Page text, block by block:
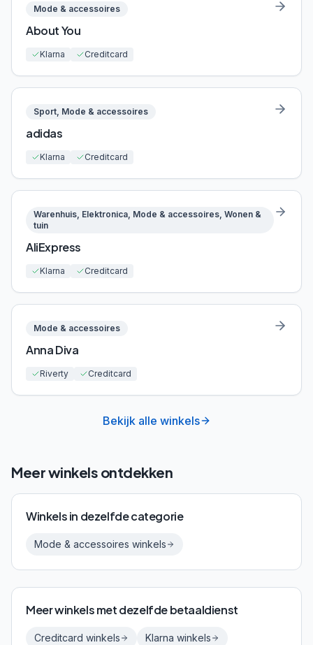
Mode & accessoires
About You
Klarna Creditcard
Sport, Mode & accessoires
adidas
Klarna Creditcard
Warenhuis, Elektronica, Mode & accessoires, Wonen &
tuin
AliExpress
Klarna Creditcard
Mode & accessoires
Anna Diva
Riverty Creditcard
Bekijk alle winkels
Meer winkels ontdekken
Winkels in dezelfde categorie
Mode & accessoires winkels
Meer winkels met dezelfde betaaldienst
Creditcard winkels Klarna winkels